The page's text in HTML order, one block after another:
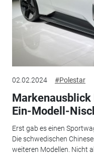
02.02.2024 #Polestar
Markenausblick
Ein-Modell-
Erst gab es einen
Die schwedischen
weiteren Modellen. Nicht